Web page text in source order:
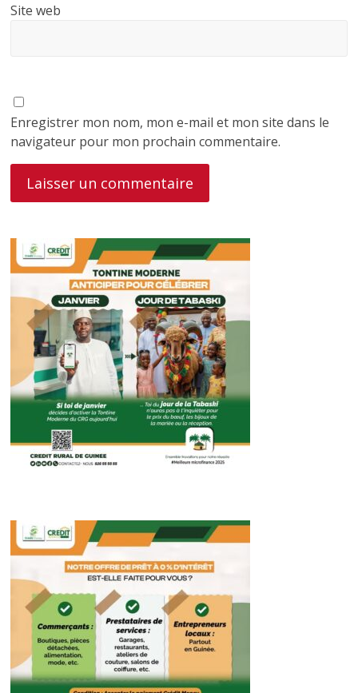
Site web
Enregistrer mon nom, mon e-mail et mon site dans le
navigateur pour mon prochain commentaire.